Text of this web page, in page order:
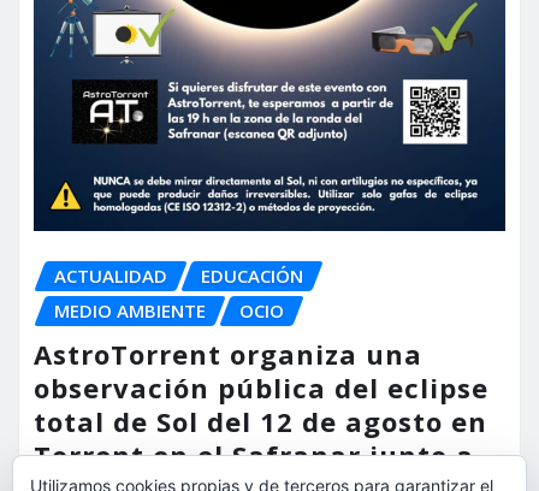
ACTUALIDAD
EDUCACIÓN
MEDIO AMBIENTE
OCIO
AstroTorrent organiza una
observación pública del eclipse
total de Sol del 12 de agosto en
Torrent en el Safranar junto a
Utilizamos cookies propias y de terceros para garantizar el